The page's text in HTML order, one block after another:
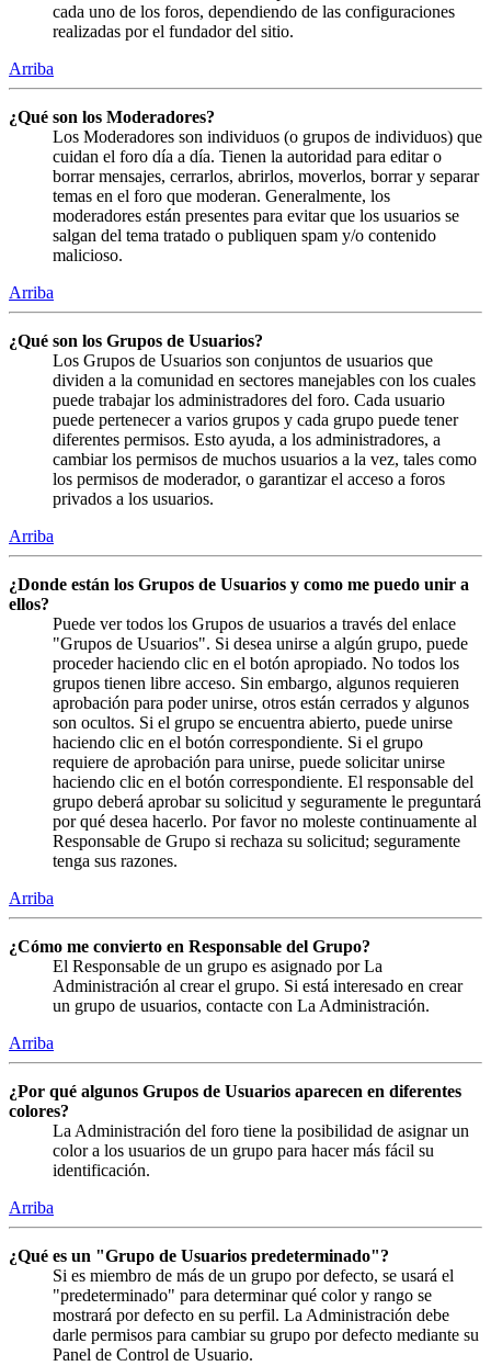
cada uno de los foros, dependiendo de las configuraciones
realizadas por el fundador del sitio.
Arriba
¿Qué son los Moderadores?
Los Moderadores son individuos (o grupos de individuos) que
cuidan el foro día a día. Tienen la autoridad para editar o
borrar mensajes, cerrarlos, abrirlos, moverlos, borrar y separar
temas en el foro que moderan. Generalmente, los
moderadores están presentes para evitar que los usuarios se
salgan del tema tratado o publiquen spam y/o contenido
malicioso.
Arriba
¿Qué son los Grupos de Usuarios?
Los Grupos de Usuarios son conjuntos de usuarios que
dividen a la comunidad en sectores manejables con los cuales
puede trabajar los administradores del foro. Cada usuario
puede pertenecer a varios grupos y cada grupo puede tener
diferentes permisos. Esto ayuda, a los administradores, a
cambiar los permisos de muchos usuarios a la vez, tales como
los permisos de moderador, o garantizar el acceso a foros
privados a los usuarios.
Arriba
¿Donde están los Grupos de Usuarios y como me puedo unir a
ellos?
Puede ver todos los Grupos de usuarios a través del enlace
"Grupos de Usuarios". Si desea unirse a algún grupo, puede
proceder haciendo clic en el botón apropiado. No todos los
grupos tienen libre acceso. Sin embargo, algunos requieren
aprobación para poder unirse, otros están cerrados y algunos
son ocultos. Si el grupo se encuentra abierto, puede unirse
haciendo clic en el botón correspondiente. Si el grupo
requiere de aprobación para unirse, puede solicitar unirse
haciendo clic en el botón correspondiente. El responsable del
grupo deberá aprobar su solicitud y seguramente le preguntará
por qué desea hacerlo. Por favor no moleste continuamente al
Responsable de Grupo si rechaza su solicitud; seguramente
tenga sus razones.
Arriba
¿Cómo me convierto en Responsable del Grupo?
El Responsable de un grupo es asignado por La
Administración al crear el grupo. Si está interesado en crear
un grupo de usuarios, contacte con La Administración.
Arriba
¿Por qué algunos Grupos de Usuarios aparecen en diferentes
colores?
La Administración del foro tiene la posibilidad de asignar un
color a los usuarios de un grupo para hacer más fácil su
identificación.
Arriba
¿Qué es un "Grupo de Usuarios predeterminado"?
Si es miembro de más de un grupo por defecto, se usará el
"predeterminado" para determinar qué color y rango se
mostrará por defecto en su perfil. La Administración debe
darle permisos para cambiar su grupo por defecto mediante su
Panel de Control de Usuario.